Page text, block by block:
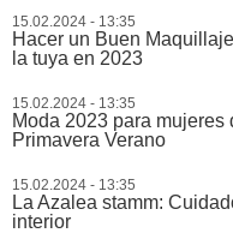
15.02.2024 - 13:35
Hacer un Buen
la tuya en 2023
15.02.2024 - 13:35
Moda 2023 para
Primavera Verano
15.02.2024 - 13:35
La Azalea stamm:
interior